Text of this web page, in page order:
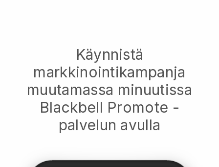
Käynnistä
markkinointikampanja
muutamassa minuutissa
Blackbell Promote -
palvelun avulla